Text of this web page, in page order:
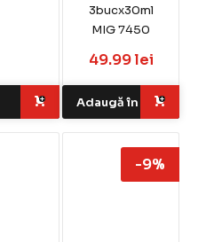
3bucx30ml
MIG 7450
49.99 lei
Adaugă în coș
-9%